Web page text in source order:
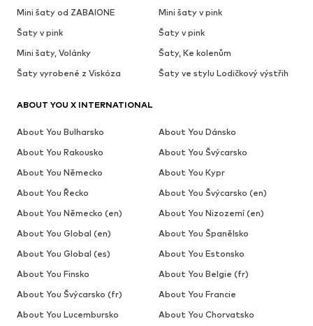
Mini šaty od ZABAIONE
Mini šaty v pink
Šaty v pink
Šaty v pink
Mini šaty, Volánky
Šaty, Ke kolenům
Šaty vyrobené z Viskóza
Šaty ve stylu Lodičkový výstřih
ABOUT YOU X INTERNATIONAL
About You Bulharsko
About You Dánsko
About You Rakousko
About You Švýcarsko
About You Německo
About You Kypr
About You Řecko
About You Švýcarsko (en)
About You Německo (en)
About You Nizozemí (en)
About You Global (en)
About You Španělsko
About You Global (es)
About You Estonsko
About You Finsko
About You Belgie (fr)
About You Švýcarsko (fr)
About You Francie
About You Lucembursko
About You Chorvatsko